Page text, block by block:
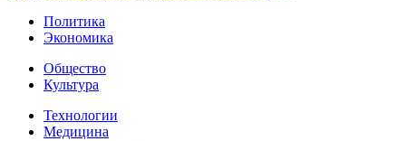
Политика
Экономика
Общество
Культура
Технологии
Медицина